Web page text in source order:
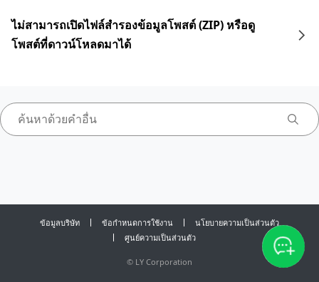
ไม่สามารถเปิดไฟล์สำรองข้อมูลโพสต์ (ZIP) หรือดู
โพสต์ที่ดาวน์โหลดมาได้
ข้อมูลบริษัท ข้อกำหนดการใช้งาน
นโยบายความเป็นส่วนตัว
ศูนย์ความเป็นส่วนตัว
© LY Corporation